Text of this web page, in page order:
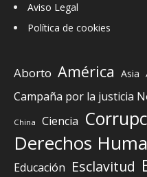
Aviso Legal
Política de cookies
Aborto América Asia
Campaña por la justicia
China Ciencia
Derechos
Educación Esclavitud